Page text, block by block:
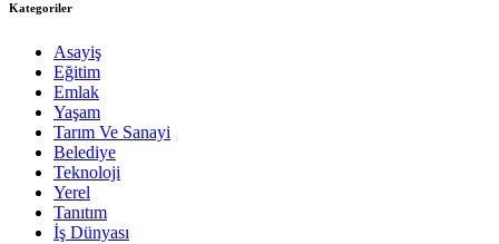
Kategoriler
Asayiş
Eğitim
Emlak
Yaşam
Tarım Ve Sanayi
Belediye
Teknoloji
Yerel
Tanıtım
İş Dünyası